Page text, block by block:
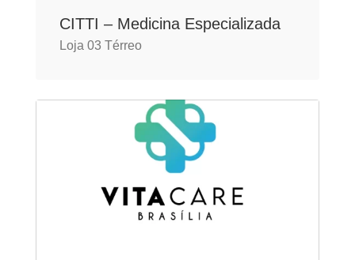
CITTI – Medicina Especializada
Loja 03 Térreo